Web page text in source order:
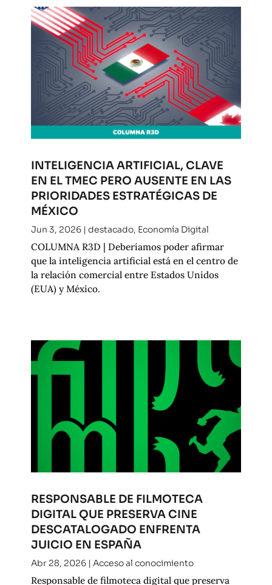
INTELIGENCIA ARTIFICIAL, CLAVE
EN EL TMEC PERO AUSENTE EN LAS
PRIORIDADES ESTRATÉGICAS DE
MÉXICO
Jun 3, 2026| destacado, Economía Digital
COLUMNA R3D | Deberíamos poder afirmar
que la inteligencia artificial está en el centro de
la relación comercial entre Estados Unidos
(EUA) y México.
RESPONSABLE DE FILMOTECA
DIGITAL QUE PRESERVA CINE
DESCATALOGADO ENFRENTA
JUICIO EN ESPAÑA
Abr 28, 2026| Acceso al conocimiento
Responsable de filmoteca digital que preserva